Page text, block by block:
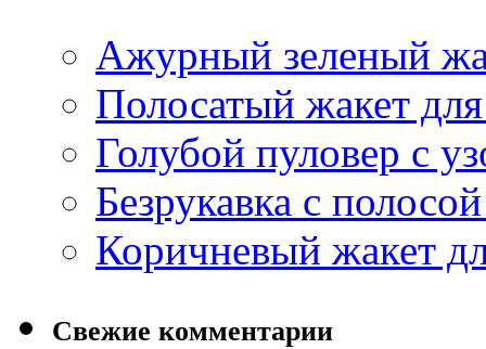
Ажурный зеленый
Полосатый жакет
Голубой пуловер с
Безрукавка с
Коричневый жакет
Свежие комментарии